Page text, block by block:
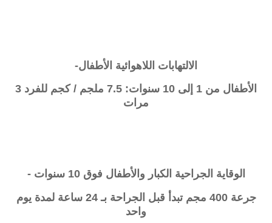
الالتهابات اللاهوائية الأطفال-
الأطفال من 1 إلى 10 سنوات: 7.5 ملجم / كجم للفرد 3
مرات
الوقاية الجراحية الكبار والأطفال فوق 10 سنوات -
جرعة 400 مجم تبدأ قبل الجراحة بـ 24 ساعة لمدة يوم
واحد